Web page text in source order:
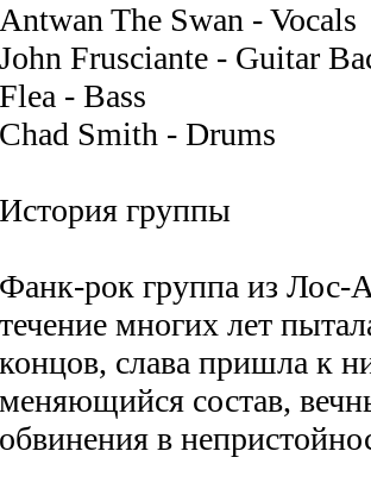
Antwan The Swan - Vocals
John Frusciante - Guitar
Flea - Bass
Chad Smith - Drums
История группы
Фанк-рок группа из Лос-
течение многих лет
концов, слава пришла к
меняющийся состав,
обвинения в